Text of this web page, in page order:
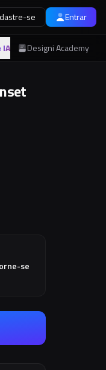
se Entrar
IA Designi Academy
se